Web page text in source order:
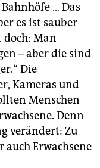
… Das
es ist sauber
doch: Man
– aber die sind
Die
Kameras und
Menschen
Denn
verändert: Zu
auch Erwachsene